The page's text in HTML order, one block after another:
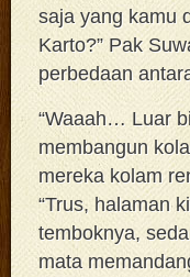
saja yang kamu
Karto?” Pak
perbedaan
“Waaah… Luar
membangun
mereka kolam
“Trus, halaman
temboknya,
mata